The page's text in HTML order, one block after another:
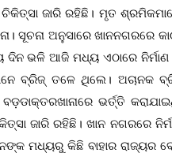
ଜାରି ରହିଛି। ମୃତ
ସୂଚନା ଅନୁସାରେ ଖାନନଗରରେ
ଭଳି ଆଜି ମଧ୍ୟ ଏଠାରେ
ବ୍ରିଜ୍ ତଳେ ଥିଲେ। ଅଚାନକ
ଭର୍ତ୍ତି
ଜାରି ରହିଛି। ଖାନ ନଗରରେ
ମଧ୍ୟରୁ କିଛି ବାହାର ରାଜ୍ୟର